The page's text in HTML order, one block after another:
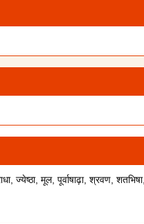
ज्येष्ठा, मूल, पूर्वाषाढ़ा, श्रवण, शतभिषा,